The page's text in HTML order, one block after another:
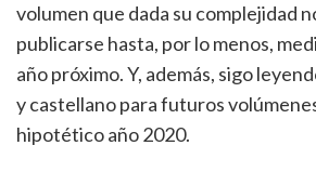
volumen que dada su complejidad
publicarse hasta, por lo menos,
año próximo. Y, además, sigo
y castellano para futuros
hipotético año 2020.